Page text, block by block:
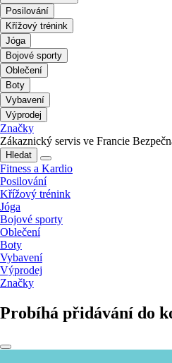
Posilování
Křížový trénink
Jóga
Bojové sporty
Oblečení
Boty
Vybavení
Výprodej
Značky
Zákaznický servis ve Francie
Hledat
Fitness a Kardio
Posilování
Křížový trénink
Jóga
Bojové sporty
Oblečení
Boty
Vybavení
Výprodej
Značky
Probíhá přidávání do